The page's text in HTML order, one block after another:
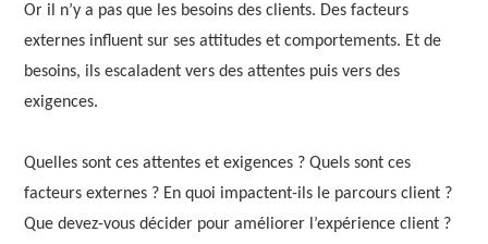
Or il n’y a pas que les besoins des clients. Des facteurs
externes influent sur ses attitudes et comportements. Et de
besoins, ils escaladent vers des attentes puis vers des
exigences.
Quelles sont ces attentes et exigences ? Quels sont ces
facteurs externes ? En quoi impactent-ils le parcours client ?
Que devez-vous décider pour améliorer l’expérience client ?